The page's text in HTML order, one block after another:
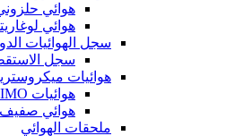
هوائي
هوائي
سجل الهوائيات
سجل
هوائيات
هوائيات MIMO
هوائي صفيف Microstrip
ملحقات الهوائي